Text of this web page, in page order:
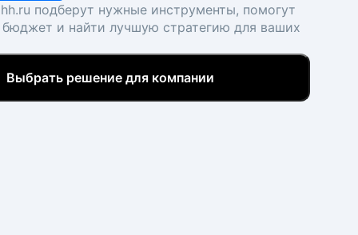
подберут нужные инструменты, помогут
бюджет и найти лучшую стратегию для ваших
Выбрать решение для компании